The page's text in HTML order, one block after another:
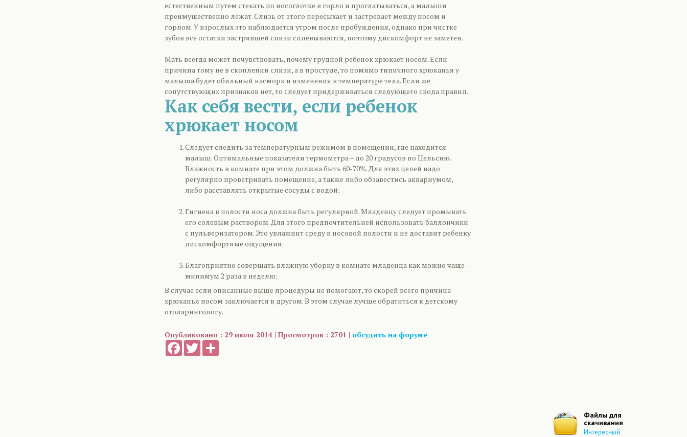
естественным путем стекать по носоглотке в горло и проглатываться, а малыши
преимущественно лежат. Слизь от этого пересыхает и застревает между носом и
горлом. У взрослых это наблюдается утром после пробуждения, однако при чистке
зубов все остатки застрявшей слизи сплевываются, поэтому дискомфорт не заметен.
Мать всегда может почувствовать, почему грудной ребенок хрюкает носом. Если
причина тому не в скоплении слизи, а в простуде, то помимо типичного хрюканья у
малыша будет обильный насморк и изменения в температуре тела. Если же
сопутствующих признаков нет, то следует придерживаться следующего свода правил.
Как себя вести, если ребенок
хрюкает носом
Следует следить за температурным режимом в помещении, где находится
малыш. Оптимальные показатели термометра – до 20 градусов по Цельсию.
Влажность в комнате при этом должна быть 60-70%. Для этих целей надо
регулярно проветривать помещение, а также либо обзавестись аквариумом,
либо расставлять открытые сосуды с водой;
Гигиена в полости носа должна быть регулярной. Младенцу следует промывать
его солевым раствором. Для этого предпочтительней использовать баллончики
с пульверизатором. Это увлажнит среду в носовой полости и не доставит ребенку
дискомфортные ощущения;
Благоприятно совершать влажную уборку в комнате младенца как можно чаще –
минимум 2 раза в неделю;
В случае если описанные выше процедуры не помогают, то скорей всего причина
хрюканья носом заключается в другом. В этом случае лучше обратиться к детскому
отоларингологу.
Опубликовано : 29 июля 2014 | Просмотров : 2701 | обсудить на форуме
FacebookTwitter
Файлы для
скачивания
Интересный